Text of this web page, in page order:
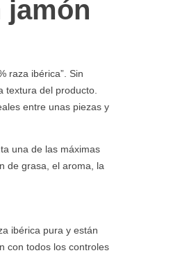
jamón
raza ibérica”. Sin
textura del producto.
entre unas piezas y
una de las máximas
de grasa, el aroma, la
ibérica pura y están
con todos los controles